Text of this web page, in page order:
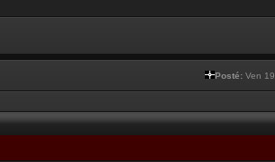
Posté: Ven